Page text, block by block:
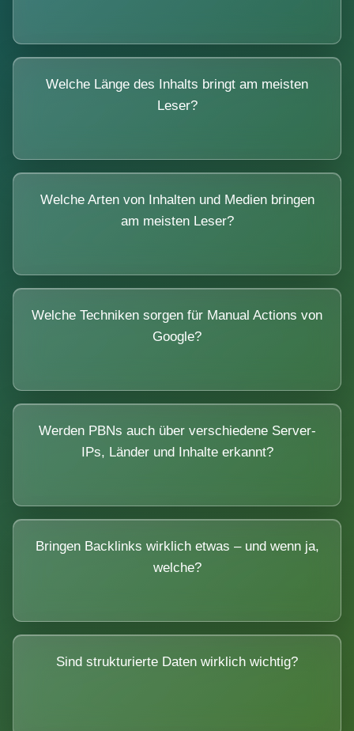
Welche Länge des Inhalts bringt am meisten
Leser?
Welche Arten von Inhalten und Medien bringen
am meisten Leser?
Welche Techniken sorgen für Manual Actions von
Google?
Werden PBNs auch über verschiedene Server-
IPs, Länder und Inhalte erkannt?
Bringen Backlinks wirklich etwas – und wenn ja,
welche?
Sind strukturierte Daten wirklich wichtig?